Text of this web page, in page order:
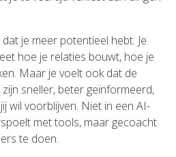
je meer potentieel hebt. Je
hoe je relaties bouwt, hoe je
Maar je voelt ook dat de
sneller, beter geïnformeerd,
wil voorblijven. Niet in een AI-
met tools, maar gecoacht
te doen.